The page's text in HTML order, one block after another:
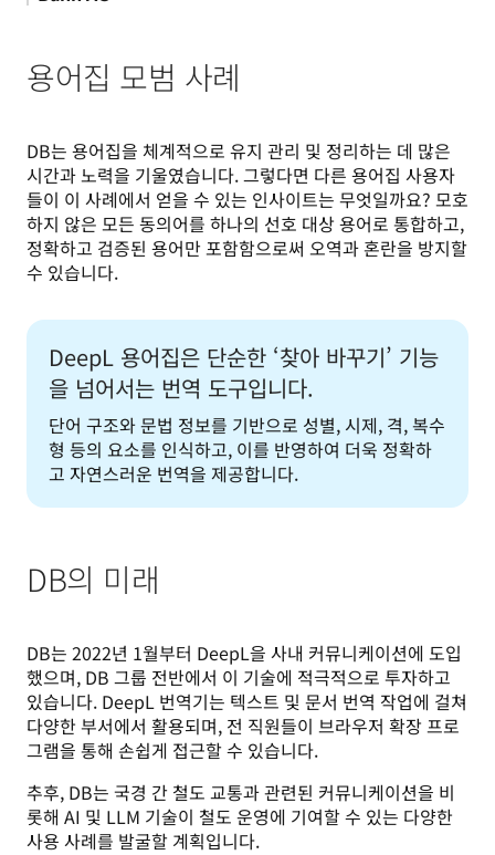
용어집 모범 사례
DB는 용어집을 체계적으로 유지 관리 및 정리하는 데 많은
시간과 노력을 기울였습니다. 그렇다면 다른 용어집 사용자
들이 이 사례에서 얻을 수 있는 인사이트는 무엇일까요? 모호
하지 않은 모든 동의어를 하나의 선호 대상 용어로 통합하고,
정확하고 검증된 용어만 포함함으로써 오역과 혼란을 방지할
수 있습니다.
DeepL 용어집은 단순한 ‘찾아 바꾸기’ 기능
을 넘어서는 번역 도구입니다.
단어 구조와 문법 정보를 기반으로 성별, 시제, 격, 복수
형 등의 요소를 인식하고, 이를 반영하여 더욱 정확하
고 자연스러운 번역을 제공합니다.
DB의 미래
DB는 2022년 1월부터 DeepL을 사내 커뮤니케이션에 도입
했으며, DB 그룹 전반에서 이 기술에 적극적으로 투자하고
있습니다. DeepL 번역기는 텍스트 및 문서 번역 작업에 걸쳐
다양한 부서에서 활용되며, 전 직원들이 브라우저 확장 프로
그램을 통해 손쉽게 접근할 수 있습니다.
추후, DB는 국경 간 철도 교통과 관련된 커뮤니케이션을 비
롯해 AI 및 LLM 기술이 철도 운영에 기여할 수 있는 다양한
사용 사례를 발굴할 계획입니다.